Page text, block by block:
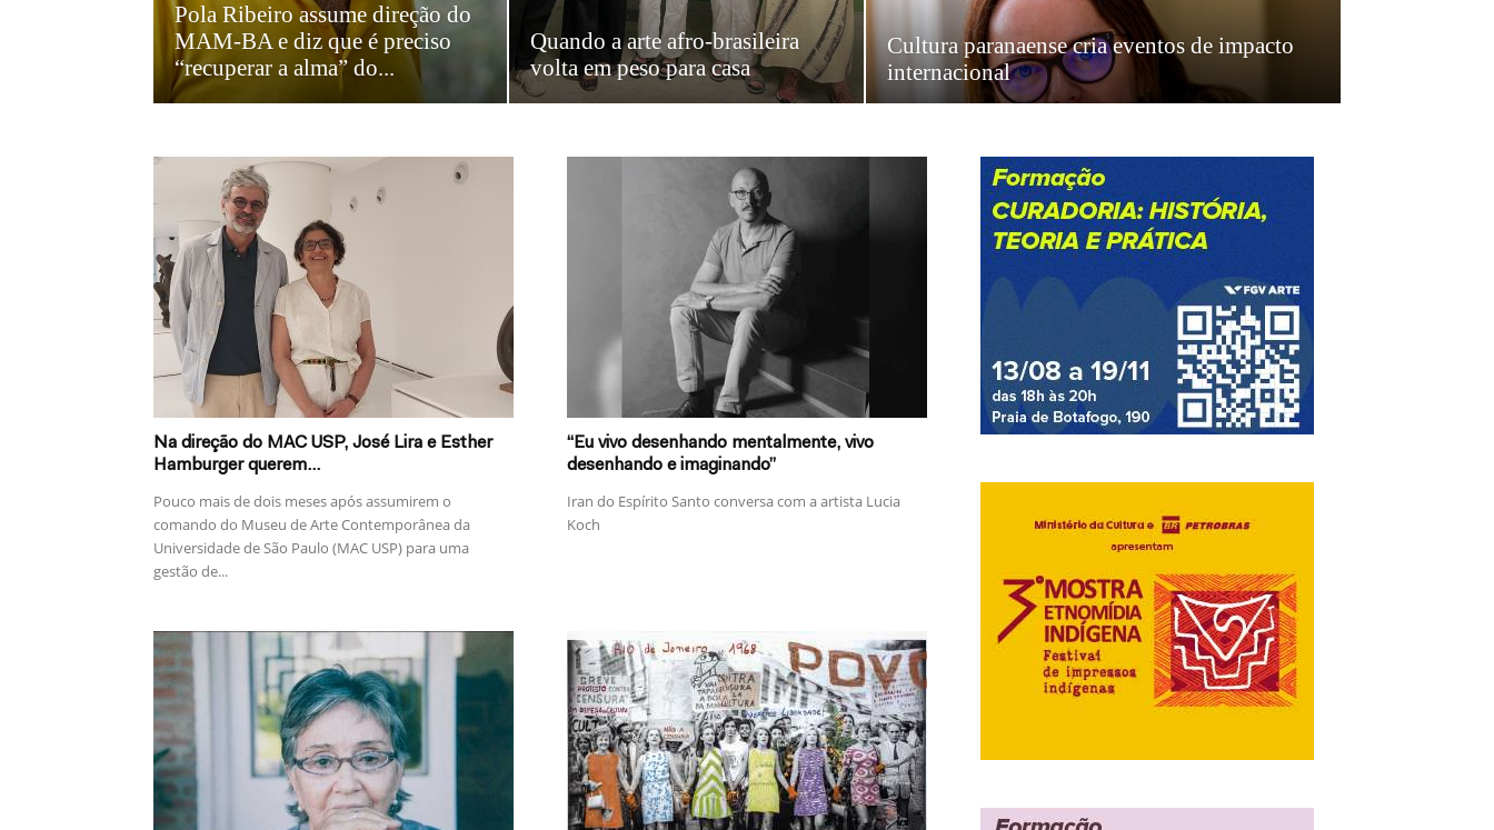
Pola Ribeiro assume direção do
MAM-BA e diz que é preciso
“recuperar a alma” do...
Quando a arte afro-brasileira
volta em peso para casa
Cultura paranaense cria eventos de impacto
internacional
Na direção do MAC USP, José Lira e Esther
Hamburger querem...
Pouco mais de dois meses após assumirem o
comando do Museu de Arte Contemporânea da
Universidade de São Paulo (MAC USP) para uma
gestão de...
“Eu vivo desenhando mentalmente, vivo
desenhando e imaginando”
Iran do Espírito Santo conversa com a artista Lucia
Koch